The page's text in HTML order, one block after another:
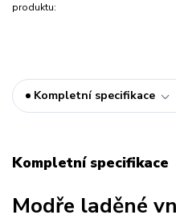
produktu:
Kompletní specifikace
Kompletní specifikace
Modře laděné